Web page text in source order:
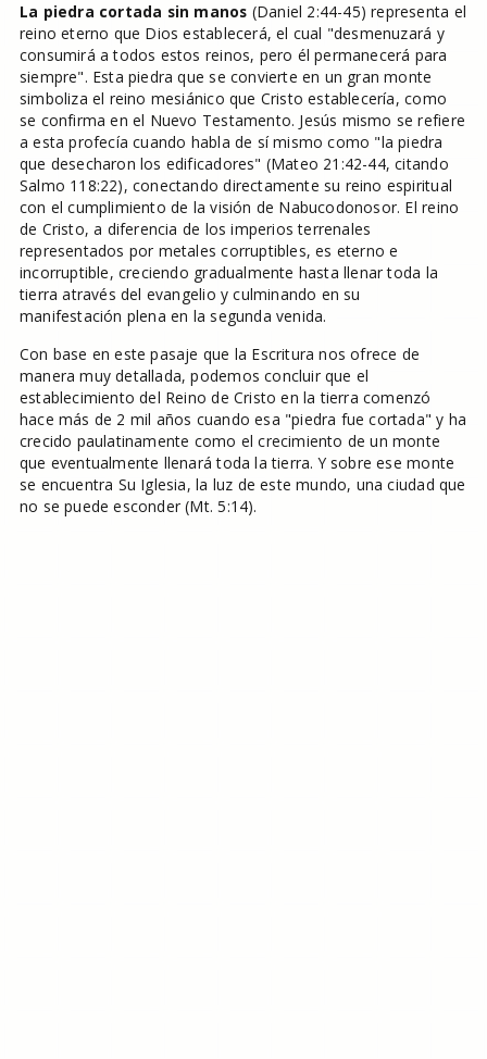
La piedra cortada sin manos (Daniel 2:44-45) representa el
reino eterno que Dios establecerá, el cual "desmenuzará y
consumirá a todos estos reinos, pero él permanecerá para
siempre". Esta piedra que se convierte en un gran monte
simboliza el reino mesiánico que Cristo establecería, como
se confirma en el Nuevo Testamento. Jesús mismo se refiere
a esta profecía cuando habla de sí mismo como "la piedra
que desecharon los edificadores" (Mateo 21:42-44, citando
Salmo 118:22), conectando directamente su reino espiritual
con el cumplimiento de la visión de Nabucodonosor. El reino
de Cristo, a diferencia de los imperios terrenales
representados por metales corruptibles, es eterno e
incorruptible, creciendo gradualmente hasta llenar toda la
tierra através del evangelio y culminando en su
manifestación plena en la segunda venida.
Con base en este pasaje que la Escritura nos ofrece de
manera muy detallada, podemos concluir que el
establecimiento del Reino de Cristo en la tierra comenzó
hace más de 2 mil años cuando esa "piedra fue cortada" y ha
crecido paulatinamente como el crecimiento de un monte
que eventualmente llenará toda la tierra. Y sobre ese monte
se encuentra Su Iglesia, la luz de este mundo, una ciudad que
no se puede esconder (Mt. 5:14).